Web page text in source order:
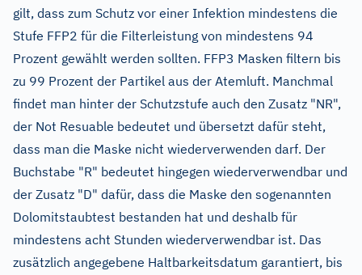
gilt, dass zum Schutz vor einer Infektion mindestens die
Stufe FFP2 für die Filterleistung von mindestens 94
Prozent gewählt werden sollten. FFP3 Masken filtern bis
zu 99 Prozent der Partikel aus der Atemluft. Manchmal
findet man hinter der Schutzstufe auch den Zusatz "NR",
der Not Resuable bedeutet und übersetzt dafür steht,
dass man die Maske nicht wiederverwenden darf. Der
Buchstabe "R" bedeutet hingegen wiederverwendbar und
der Zusatz "D" dafür, dass die Maske den sogenannten
Dolomitstaubtest bestanden hat und deshalb für
mindestens acht Stunden wiederverwendbar ist. Das
zusätzlich angegebene Haltbarkeitsdatum garantiert, bis